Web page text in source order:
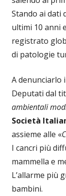
Stando ai dati
ultimi 10 anni
registrato
di patologie
A denunciarlo
Deputati dal
ambientali
Società
assieme alle «
I cancri più
mammella e
L’allarme più
bambini.